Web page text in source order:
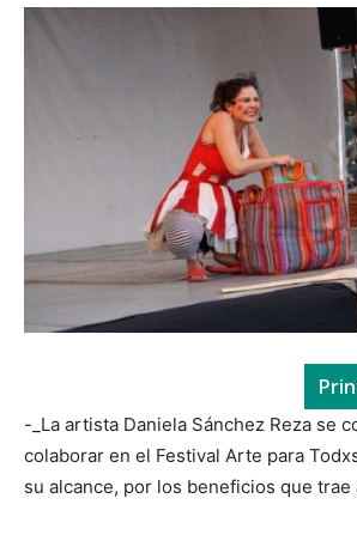
-_La artista Daniela Sánchez Reza se
colaborar en el Festival Arte para
su alcance, por los beneficios que trae